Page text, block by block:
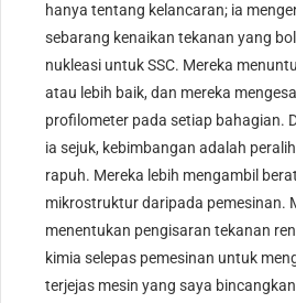
hanya tentang kelancaran; ia
sebarang kenaikan tekanan yang
nukleasi untuk SSC. Mereka
atau lebih baik, dan mereka
profilometer pada setiap bahagian.
ia sejuk, kebimbangan adalah
rapuh. Mereka lebih mengambil
mikrostruktur daripada pemesinan.
menentukan pengisaran tekanan
kimia selepas pemesinan untuk
terjejas mesin yang saya